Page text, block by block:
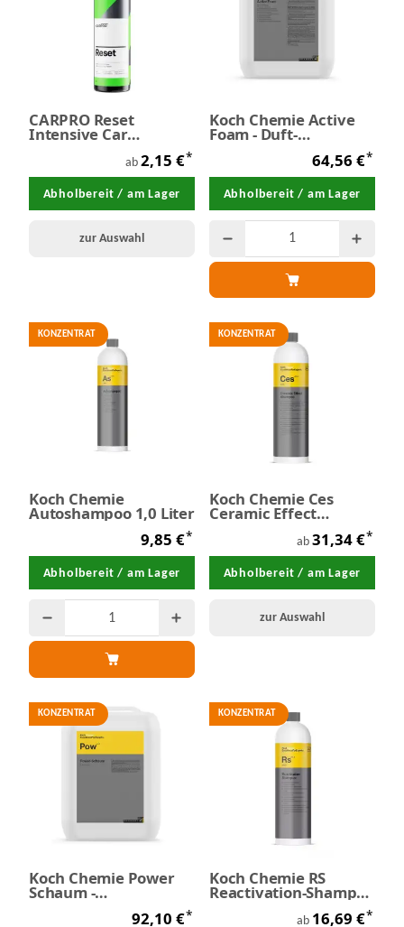
CARPRO Reset
Intensive Car
Autoshampoo - SALE
ab 2,15 €*
Abholbereit / am Lager
zur Auswahl
Koch Chemie Active
Foam - Duft-
Intensivschaum 10 kg
64,56 €*
Abholbereit / am Lager
KONZENTRAT
Koch Chemie
Autoshampoo 1,0 Liter
9,85 €*
Abholbereit / am Lager
KONZENTRAT
Koch Chemie Ces
Ceramic Effect
ab 31,34 €*
Abholbereit / am Lager
zur Auswahl
KONZENTRAT
Koch Chemie Power
Schaum -
92,10 €*
KONZENTRAT
Koch Chemie RS
Reactivation-Shampoo
Keramikversiegelung
ab 16,69 €*